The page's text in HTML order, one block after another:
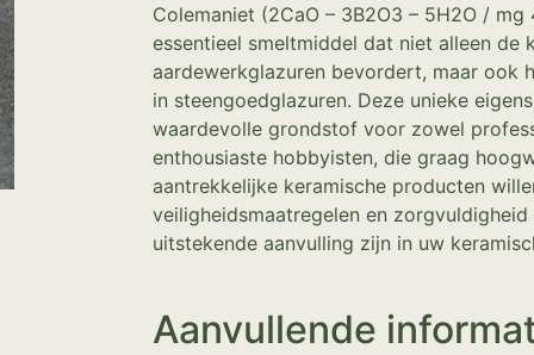
Colemaniet (2CaO – 3B2O3 – 5H2O / mg
essentieel smeltmiddel dat niet alleen de
aardewerkglazuren bevordert, maar ook
in steengoedglazuren. Deze unieke
waardevolle grondstof voor zowel
enthousiaste hobbyisten, die graag
aantrekkelijke keramische producten
veiligheidsmaatregelen en
uitstekende aanvulling zijn in uw
Aanvullende